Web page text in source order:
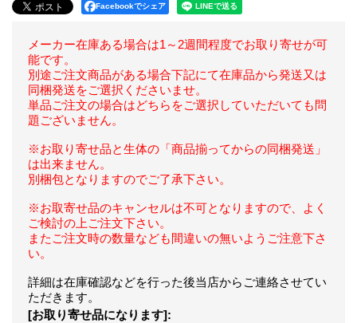
Facebookでシェア
メーカー在庫ある場合は1～2週間程度でお取り寄せが可
能です。
別途ご注文商品がある場合下記にて在庫品から発送又は
同梱発送をご選択くださいませ。
単品ご注文の場合はどちらをご選択していただいても問
題ございません。
※お取り寄せ品と生体の「商品揃ってからの同梱発送」
は出来ません。
別梱包となりますのでご了承下さい。
※お取寄せ品のキャンセルは不可となりますので、よく
ご検討の上ご注文下さい。
またご注文時の数量なども間違いの無いようご注意下さ
い。
詳細は在庫確認などを行った後当店からご連絡させてい
ただきます。
[お取り寄せ品になります]: